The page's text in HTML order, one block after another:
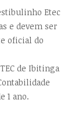
Etec
e devem ser
oficial do
de Ibitinga
1 ano.